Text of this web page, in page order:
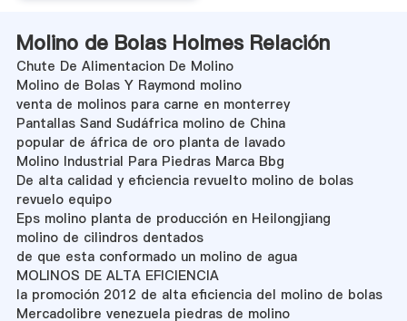
Molino de Bolas Holmes Relación
Chute De Alimentacion De Molino
Molino de Bolas Y Raymond molino
venta de molinos para carne en monterrey
Pantallas Sand Sudáfrica molino de China
popular de áfrica de oro planta de lavado
Molino Industrial Para Piedras Marca Bbg
De alta calidad y eficiencia revuelto molino de bolas
revuelo equipo
Eps molino planta de producción en Heilongjiang
molino de cilindros dentados
de que esta conformado un molino de agua
MOLINOS DE ALTA EFICIENCIA
la promoción 2012 de alta eficiencia del molino de bolas
Mercadolibre venezuela piedras de molino